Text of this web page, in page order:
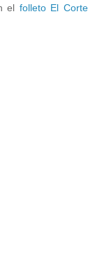
el folleto El Corte